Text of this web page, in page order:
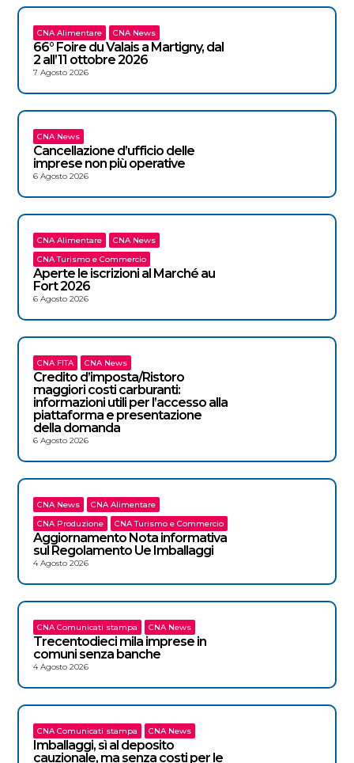
CNA Alimentare CNA News
66° Foire du Valais a Martigny, dal
2 all’11 ottobre 2026
7 Agosto 2026
CNA News
Cancellazione d’ufficio delle
imprese non più operative
6 Agosto 2026
CNA Alimentare
CNA News
CNA Turismo e Commercio
Aperte le iscrizioni al Marché au
Fort 2026
6 Agosto 2026
CNA FITA CNA News
Credito d’imposta/Ristoro
maggiori costi carburanti:
informazioni utili per l’accesso alla
piattaforma e presentazione
della domanda
6 Agosto 2026
CNA News
CNA Alimentare
CNA Produzione
CNA Turismo e Commercio
Aggiornamento Nota informativa
sul Regolamento Ue Imballaggi
4 Agosto 2026
CNA Comunicati stampa CNA News
Trecentodieci mila imprese in
comuni senza banche
4 Agosto 2026
CNA Comunicati stampa CNA News
Imballaggi, sì al deposito
cauzionale, ma senza costi per le